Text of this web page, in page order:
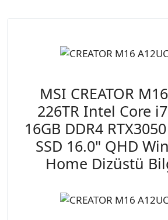
MSI CREATOR
226TR Intel Core
16GB DDR4
SSD 16.0" QHD
Home Dizüstü